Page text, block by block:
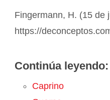
Fingermann, H. (15 de
https://
Continúa leyendo:
Caprino